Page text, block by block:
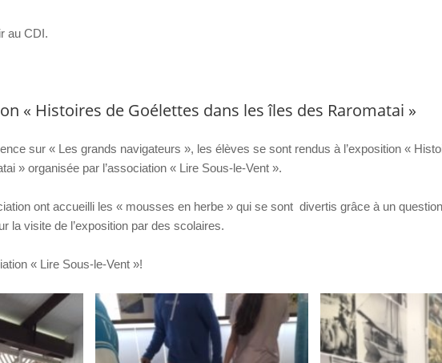
au CDI.
« Histoires de Goélettes dans les îles des Raromatai »
sur « Les grands navigateurs », les élèves se sont rendus à l’exposition «
» organisée par l’association « Lire Sous-le-Vent ».
ont accueilli les « mousses en herbe » qui se sont divertis grâce à un
la visite de l’exposition par des scolaires.
« Lire Sous-le-Vent »!